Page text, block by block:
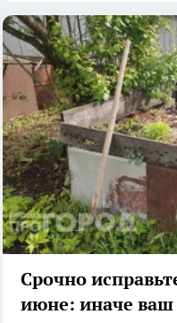
Срочно
июне: иначе ваш